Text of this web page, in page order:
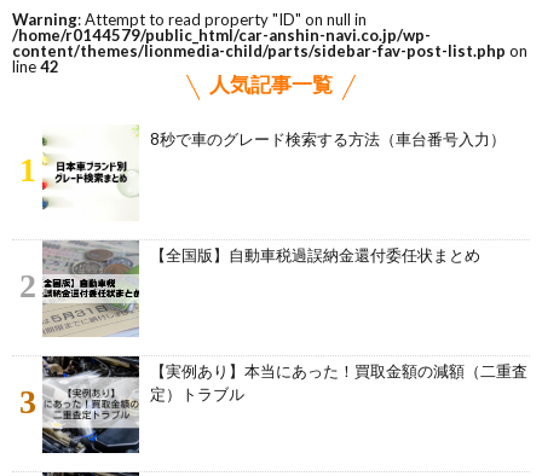
Warning: Attempt to read property "ID" on null in
/home/r0144579/public_html/car-anshin-navi.co.jp/wp-
content/themes/lionmedia-child/parts/sidebar-fav-post-list.php on
line42
人気記事一覧
1
8秒で車のグレード検索する方法（車台番号入力）
2
【全国版】自動車税過誤納金還付委任状まとめ
3
【実例あり】本当にあった！買取金額の減額（二重査
定）トラブル